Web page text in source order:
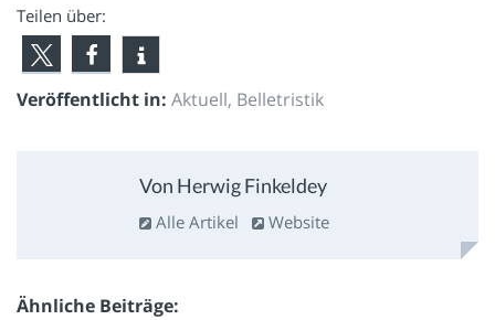
Teilen über:
Veröffentlicht in: Aktuell, Belletristik
Von Herwig Finkeldey
Alle Artikel Website
Ähnliche Beiträge